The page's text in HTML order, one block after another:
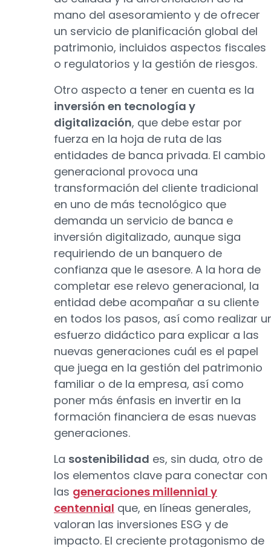
mano del asesoramiento y de ofrecer
un servicio de planificación global del
patrimonio, incluidos aspectos fiscales
o regulatorios y la gestión de riesgos.
Otro aspecto a tener en cuenta es la
inversión en tecnología y
digitalización, que debe estar por
fuerza en la hoja de ruta de las
entidades de banca privada. El cambio
generacional provoca una
transformación del cliente tradicional
en uno de más tecnológico que
demanda un servicio de banca e
inversión digitalizado, aunque siga
requiriendo de un banquero de
confianza que le asesore. A la hora de
completar ese relevo generacional, la
entidad debe acompañar a su cliente
en todos los pasos, así como realizar
esfuerzo didáctico para explicar a las
nuevas generaciones cuál es el papel
que juega en la gestión del patrimonio
familiar o de la empresa, así como
poner más énfasis en invertir en la
formación financiera de esas nuevas
generaciones.
La sostenibilidad es, sin duda, otro de
los elementos clave para conectar con
las generaciones millennial y
centennial que, en líneas generales,
valoran las inversiones ESG y de
impacto. El creciente protagonismo de